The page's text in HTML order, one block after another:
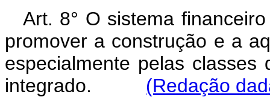
Art. 8° O sistema
promover a construção e a
especialmente pelas
integrado. (Redação